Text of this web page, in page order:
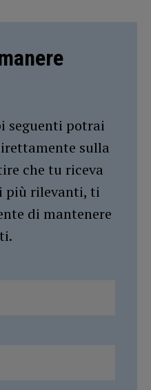
seguenti potrai
sulla
che tu riceva
più rilevanti, ti
di mantenere